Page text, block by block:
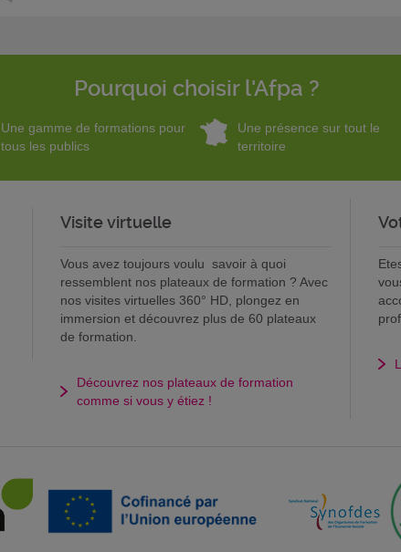
Pourquoi choisir l'Afpa ?
Une gamme de formations pour
tous les publics
Une présence sur tout le
territoire
Visite virtuelle
Vous avez toujours voulu savoir à quoi
ressemblent nos plateaux de formation ? Avec
nos visites virtuelles 360° HD, plongez en
immersion et découvrez plus de 60 plateaux
de formation.
Découvrez nos plateaux de formation
comme si vous y étiez !